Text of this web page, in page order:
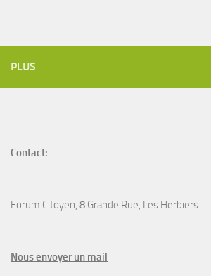
PLUS
Contact:
Forum Citoyen, 8 Grande Rue, Les Herbiers
Nous envoyer un mail